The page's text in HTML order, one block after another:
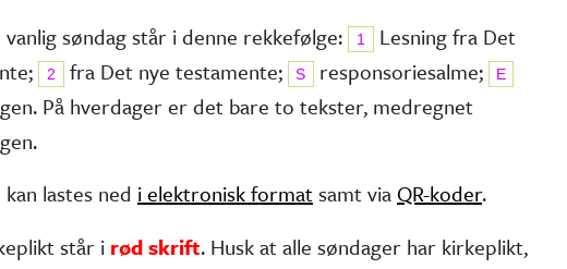
vanlig søndag står i denne rekkefølge:
1
Lesning fra Det
2 fra Det nye testa­mente; S responsorie­salme; E
På hverdager er det bare to tekster, medregnet
lastes ned i elektronisk formatsamt via QR-koder.
står i rød skrift. Husk at alle søndager har kirke­plikt,